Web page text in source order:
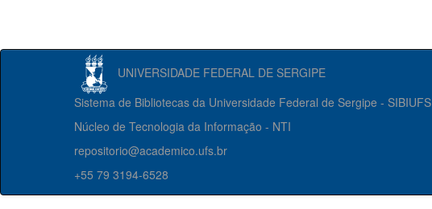
UNIVERSIDADE FEDERAL DE SERGIPE
Sistema de Bibliotecas da Universidade Federal de Sergipe - SIBIUFS
Núcleo de Tecnologia da Informação - NTI
repositorio@academico.ufs.br
+55 79 3194-6528